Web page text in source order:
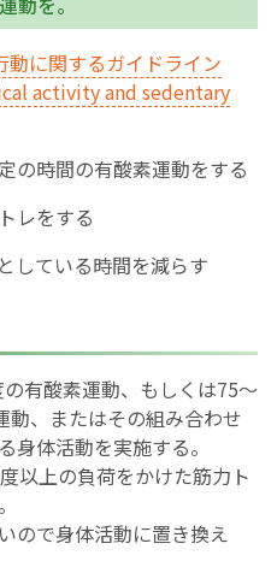
に関するガイドライン
activity and sedentary
の時間の有酸素運動をする
レをする
している時間を減らす
有酸素運動、もしくは75～
動、またはその組み合わせ
身体活動を実施する。
以上の負荷をかけた筋力ト
ので身体活動に置き換え